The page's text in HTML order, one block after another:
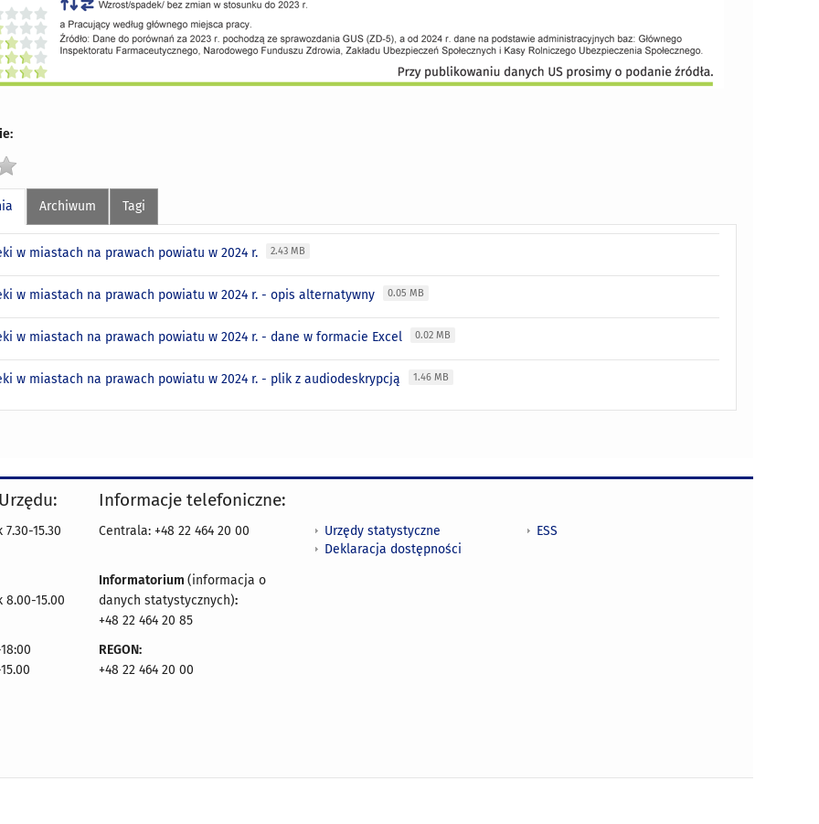
Archiwum Tagi
w miastach na prawach powiatu w 2024 r. 2.43 MB
w miastach na prawach powiatu w 2024 r. - opis alternatywny 0.05 MB
w miastach na prawach powiatu w 2024 r. - dane w formacie Excel 0.02 MB
w miastach na prawach powiatu w 2024 r. - plik z audiodeskrypcją 1.46 MB
15.30
15.00
Informacje telefoniczne:
Centrala: +48 22 464 20 00
Informatorium (informacja o
danych statystycznych):
+48 22 464 20 85
REGON:
+48 22 464 20 00
Urzędy statystyczne
Deklaracja dostępności
ESS